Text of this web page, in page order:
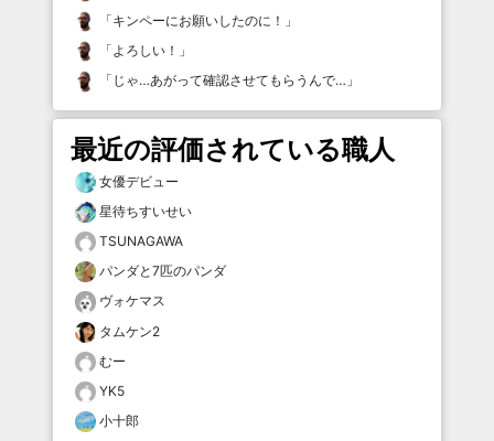
「キンペーにお願いしたのに！ 」
「よろしい！ 」
「 じゃ…あがって確認させてもらうんで… 」
最近の評価されている職人
女優デビュー
星待ちすいせい
TSUNAGAWA
パンダと7匹のパンダ
ヴォケマス
タムケン2
むー
YK5
小十郎